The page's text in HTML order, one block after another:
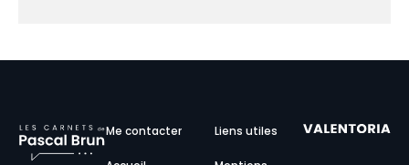
Me contacter Liens utiles